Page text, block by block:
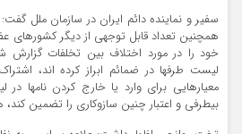
سفیر و نماینده دائم ایران در سازمان ملل
همچنین تعداد قابل توجهی از دیگر کشورهای
خود را در مورد اختلاف بین تخلفات
لیست طرفها در ضمائم ابراز کرده اند،
معیارهایی برای وارد یا خارج کردن نامها در
بیطرفی و اعتبار چنین سازوکاری را تضمین